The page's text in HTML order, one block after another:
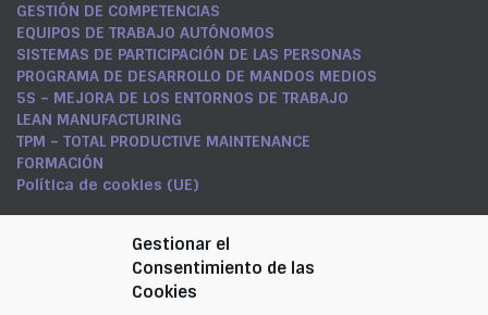
Gestionar el
Consentimiento de las
Cookies
GESTIÓN DE COMPETENCIAS
EQUIPOS DE TRABAJO AUTÓNOMOS
SISTEMAS DE PARTICIPACIÓN DE LAS PERSONAS
PROGRAMA DE DESARROLLO DE MANDOS MEDIOS
5S – MEJORA DE LOS ENTORNOS DE TRABAJO
LEAN MANUFACTURING
TPM – TOTAL PRODUCTIVE MAINTENANCE
FORMACIÓN
Política de cookies (UE)
CARMEN RAMÍREZ NICOLÁS